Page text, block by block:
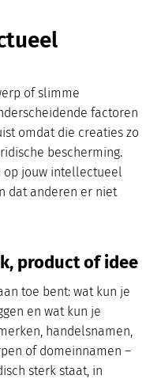
of slimme
factoren
omdat die creaties zo
bescherming.
op jouw intellectueel
dat anderen er niet
product of idee
toe bent: wat kun je
en wat kun je
handelsnamen,
of domeinnamen –
sterk staat, in